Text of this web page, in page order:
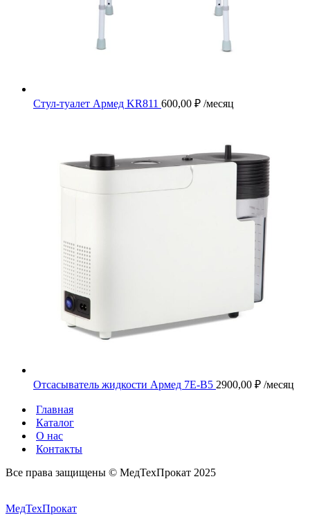
Стул-туалет Армед KR811 600,00 ₽ /месяц
Отсасыватель жидкости Армед 7E-B5 2900,00 ₽ /месяц
Главная
Каталог
О нас
Контакты
Все права защищены ©️ МедТехПрокат 2025
МедТехПрокат